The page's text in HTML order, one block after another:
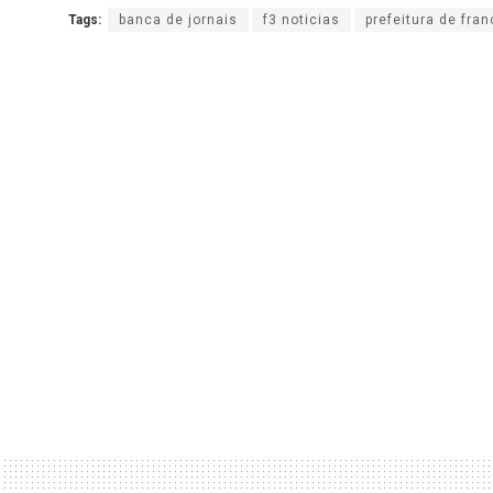
Tags: banca de jornais f3 noticias prefeitura de